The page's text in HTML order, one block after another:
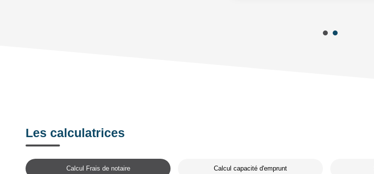
Les calculatrices
Calcul Frais de notaire Calcul capacité d'emprunt